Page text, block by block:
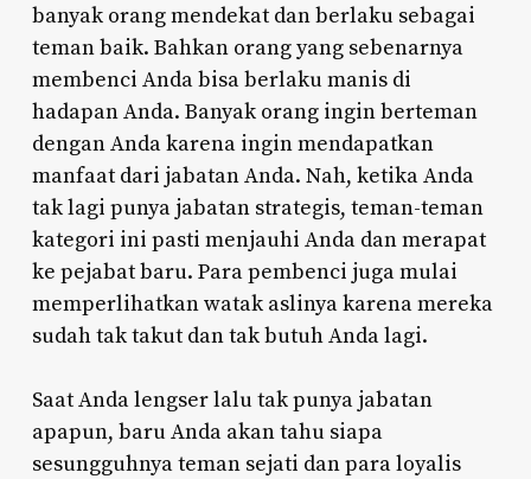
banyak orang mendekat dan berlaku sebagai
teman baik. Bahkan orang yang sebenarnya
membenci Anda bisa berlaku manis di
hadapan Anda. Banyak orang ingin berteman
dengan Anda karena ingin mendapatkan
manfaat dari jabatan Anda. Nah, ketika Anda
tak lagi punya jabatan strategis, teman-teman
kategori ini pasti menjauhi Anda dan merapat
ke pejabat baru. Para pembenci juga mulai
memperlihatkan watak aslinya karena mereka
sudah tak takut dan tak butuh Anda lagi.
Saat Anda lengser lalu tak punya jabatan
apapun, baru Anda akan tahu siapa
sesungguhnya teman sejati dan para loyalis